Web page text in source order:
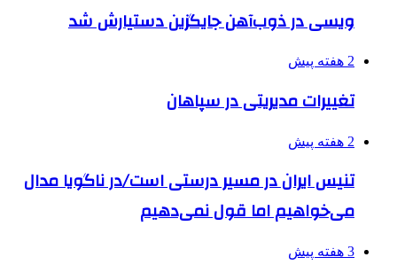
ویسی در ذوب‌آهن جایگزین دستیارش شد
2 هفته پیش
تغییرات مدیریتی در سپاهان
2 هفته پیش
تنیس ایران در مسیر درستی است/در ناگویا مدال
می‌خواهیم اما قول نمی‌دهیم
3 هفته پیش